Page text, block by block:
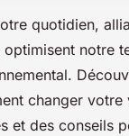
quotidien,
notre
changer
et des conseils